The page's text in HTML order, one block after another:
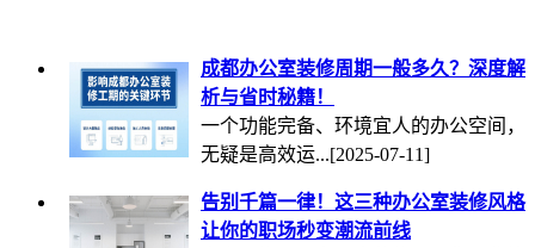
成都办公室装修周期一般多久？深度解
析与省时秘籍！
一个功能完备、环境宜人的办公空间，
无疑是高效运...[2025-07-11]
告别千篇一律！这三种办公室装修风格
让你的职场秒变潮流前线